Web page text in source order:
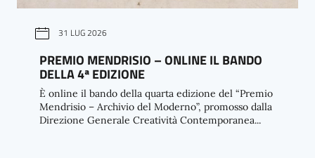
31 LUG 2026
PREMIO MENDRISIO – ONLINE IL BANDO
DELLA 4ª EDIZIONE
È online il bando della quarta edizione del “Premio
Mendrisio – Archivio del Moderno”, promosso dalla
Direzione Generale Creatività Contemporanea...